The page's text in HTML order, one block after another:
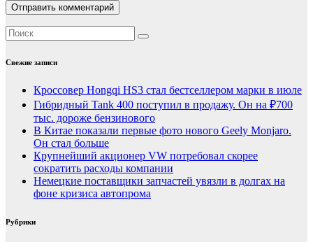
Свежие записи
Кроссовер Hongqi HS3 стал бестселлером марки в июле
Гибридный Tank 400 поступил в продажу. Он на ₽700
тыс. дороже бензинового
В Китае показали первые фото нового Geely Monjaro.
Он стал больше
Крупнейший акционер VW потребовал скорее
сократить расходы компании
Немецкие поставщики запчастей увязли в долгах на
фоне кризиса автопрома
Рубрики